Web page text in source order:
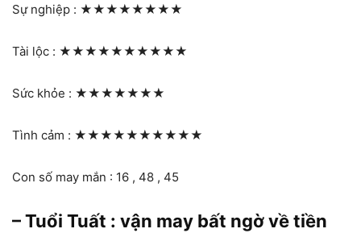
Sự nghiệp : ★★★★★★★★
Tài lộc : ★★★★★★★★★★
Sức khỏe : ★★★★★★★
Tình cảm : ★★★★★★★★★★
Con số may mắn : 16 , 48 , 45
– Tuổi Tuất : vận may bất ngờ về tiền